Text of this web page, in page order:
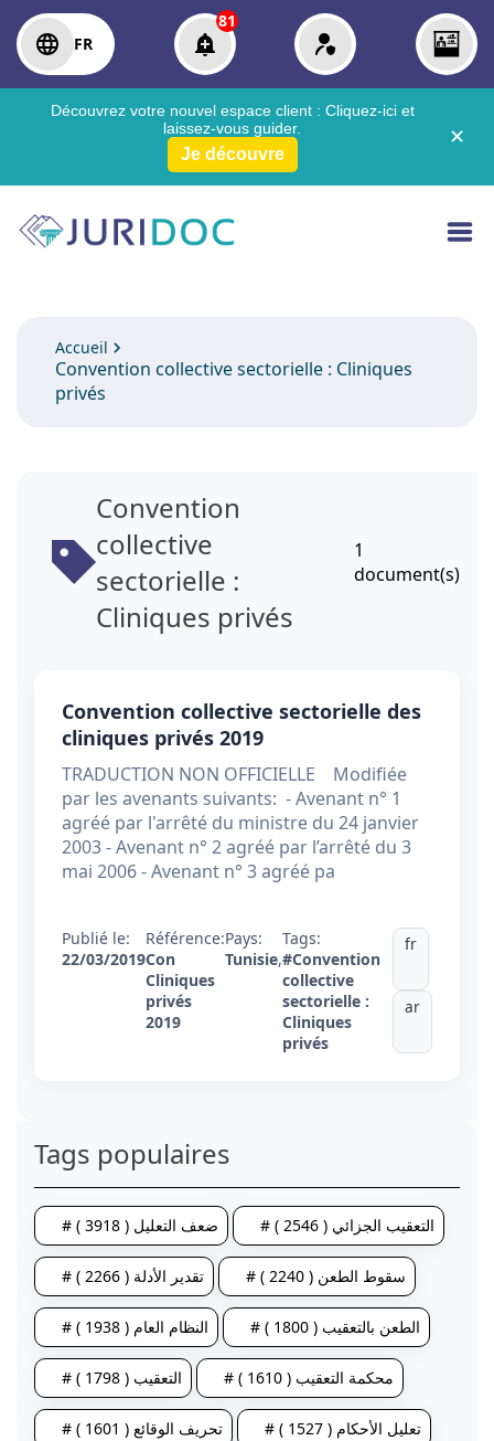
FR
81
Découvrez votre nouvel espace client : Cliquez-ici et
laissez-vous guider.
Je découvre
✕
Accueil
Convention collective sectorielle : Cliniques
privés
Convention
collective
sectorielle :
Cliniques privés
1
document(s)
Convention collective sectorielle des
cliniques privés 2019
TRADUCTION NON OFFICIELLE Modifiée
par les avenants suivants: - Avenant n° 1
agréé par l'arrêté du ministre du 24 janvier
2003 - Avenant n° 2 agréé par l’arrêté du 3
mai 2006 - Avenant n° 3 agréé pa
Publié le:
22/03/2019
Référence:
Con
Cliniques
privés
2019
Pays:
Tunisie,
Tags:
#Convention
collective
sectorielle :
Cliniques
privés
fr
ar
Tags populaires
# ضعف التعليل ( 3918 ) # التعقيب الجزائي ( 2546 )
# تقدير الأدلة ( 2266 ) # سقوط الطعن ( 2240 )
# النظام العام ( 1938 ) # الطعن بالتعقيب ( 1800 )
# التعقيب ( 1798 ) # محكمة التعقيب ( 1610 )
# تحريف الوقائع ( 1601 ) # تعليل الأحكام ( 1527 )